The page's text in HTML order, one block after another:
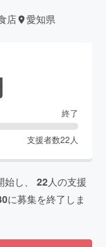
店 愛知県
終了
支援者数22 人
し、 22人の支援
に募集を終了しま